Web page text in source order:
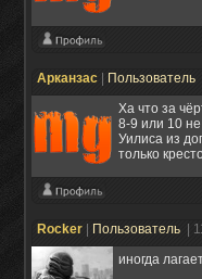
Арканзас Пользователь
Ха что за
8-9 или 10
Уилиса из
только
Rocker Пользователь
|
иногда